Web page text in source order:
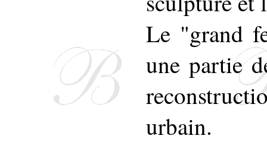
Le "grand
une partie
urbain.